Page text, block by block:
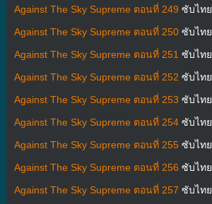
Against The Sky Supreme ตอนที่ 249 ซับไทย
Against The Sky Supreme ตอนที่ 250ซับไทย
Against The Sky Supreme ตอนที่ 251 ซับไทย
Against The Sky Supreme ตอนที่ 252 ซับไทย
Against The Sky Supreme ตอนที่ 253 ซับไทย
Against The Sky Supreme ตอนที่ 254ซับไทย
Against The Sky Supreme ตอนที่ 255ซับไทย
Against The Sky Supreme ตอนที่ 256 ซับไทย
Against The Sky Supreme ตอนที่ 257 ซับไทย